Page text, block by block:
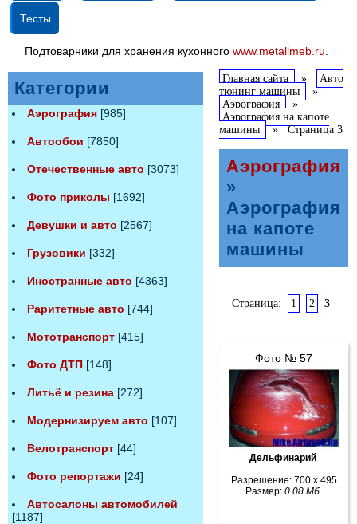
Тесты
Подтоварники для хранения кухонного www.metallmeb.ru
Категории
Аэрография [985]
Автообои [7850]
Отечественные авто [3073]
Фото приколы [1692]
Девушки и авто [2567]
Грузовики [332]
Иностранные авто [4363]
Раритетные авто [744]
Мототранспорт [415]
Фото ДТП [148]
Литьё и резина [272]
Модернизируем авто [107]
Велотранспорт [44]
Фото репортажи [24]
Автосалоны автомобилей
[1187]
Главная сайта »
Авто
тюнинг машины
»
Аэрография »
Аэрография на капоте
машины »Страница 3
Аэрография
»
Аэрография
на капоте
машины
Страница: 1 2 3
Фото № 57
Дельфинарий
Разрешение: 700 x 495
Размер: 0.08 Мб.